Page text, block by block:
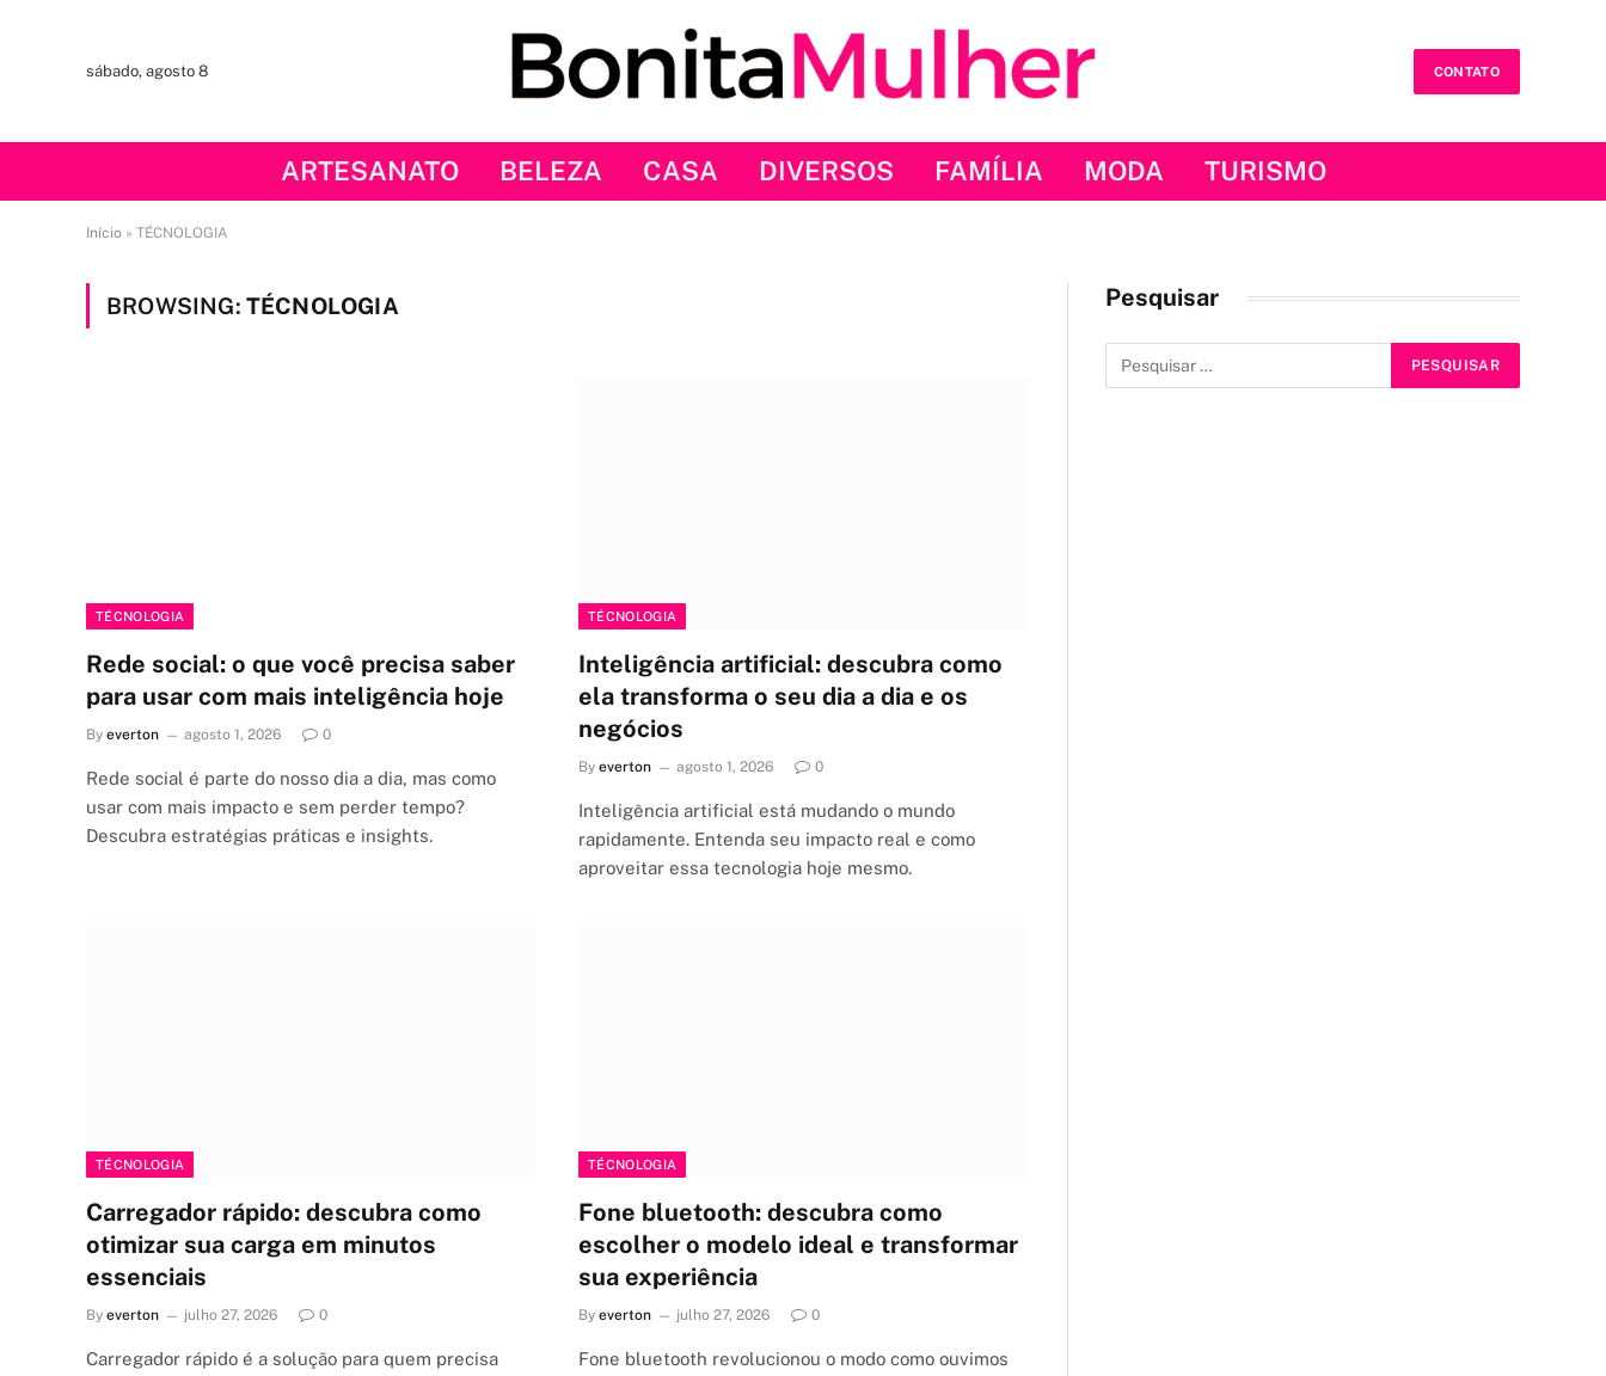
sábado, agosto 8 CONTATO
ARTESANATO BELEZA CASA DIVERSOS FAMÍLIA MODA TURISMO
Início » TÉCNOLOGIA
BROWSING: TÉCNOLOGIA
TÉCNOLOGIA
Rede social: o que você precisa saber
para usar com mais inteligência hoje
By everton agosto 1, 2026 0
Rede social é parte do nosso dia a dia, mas como
usar com mais impacto e sem perder tempo?
Descubra estratégias práticas e insights.
TÉCNOLOGIA
Inteligência artificial: descubra como
ela transforma o seu dia a dia e os
negócios
By everton agosto 1, 2026 0
Inteligência artificial está mudando o mundo
rapidamente. Entenda seu impacto real e como
aproveitar essa tecnologia hoje mesmo.
TÉCNOLOGIA
Carregador rápido: descubra como
otimizar sua carga em minutos
essenciais
By everton julho 27, 2026 0
Carregador rápido é a solução para quem precisa
TÉCNOLOGIA
Fone bluetooth: descubra como
escolher o modelo ideal e transformar
sua experiência
By everton julho 27, 2026 0
Fone bluetooth revolucionou o modo como ouvimos
Pesquisar